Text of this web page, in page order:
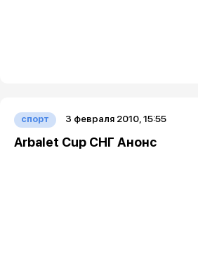
спорт 3 февраля 2010, 15:55
Arbalet Cup СНГ Анонс